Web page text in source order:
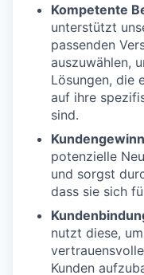
Kompetente
unterstützt
passenden
auszuwählen,
Lösungen, die
auf ihre
sind.
potenzielle
und sorgst
dass sie sich
nutzt diese,
Kunden